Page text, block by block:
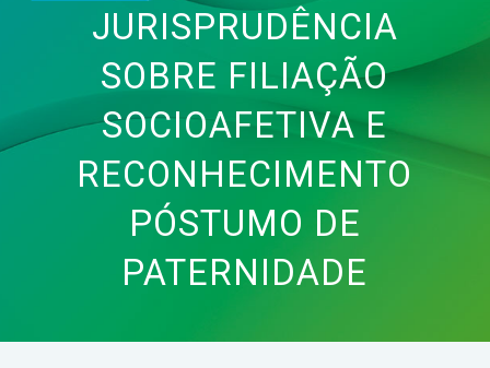
JURISPRUDÊNCIA
SOBRE FILIAÇÃO
SOCIOAFETIVA E
RECONHECIMENTO
PÓSTUMO DE
PATERNIDADE